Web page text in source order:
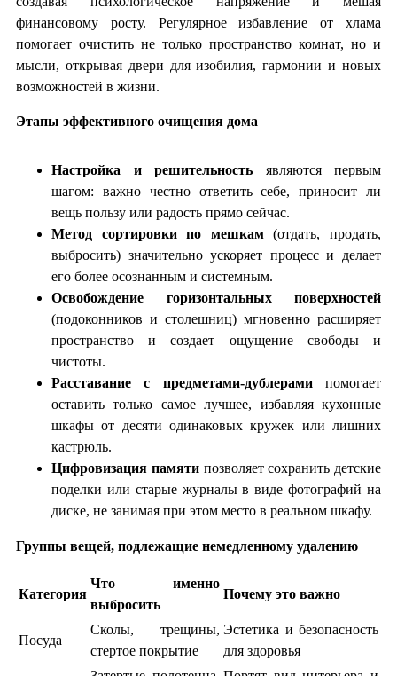
финансовому росту. Регулярное избавление от хлама
помогает очистить не только пространство комнат, но и
мысли, открывая двери для изобилия, гармонии и новых
возможностей в жизни.
Этапы эффективного очищения дома
Настройка и решительность являются первым
шагом: важно честно ответить себе, приносит ли
вещь пользу или радость прямо сейчас.
Метод сортировки по мешкам(отдать, продать,
выбросить) значительно ускоряет процесс и делает
его более осознанным и системным.
Освобождение горизонтальных поверхностей
(подоконников и столешниц) мгновенно расширяет
пространство и создает ощущение свободы и
чистоты.
Расставание с предметами-дублерамипомогает
оставить только самое лучшее, избавляя кухонные
шкафы от десяти одинаковых кружек или лишних
кастрюль.
Цифровизация памятипозволяет сохранить детские
поделки или старые журналы в виде фотографий на
диске, не занимая при этом место в реальном шкафу.
Группы вещей, подлежащие немедленному удалению
Категория
Что именно
выбросить
Почему это важно
Посуда
Сколы, трещины,
стертое покрытие
Эстетика и безопасность
для здоровья